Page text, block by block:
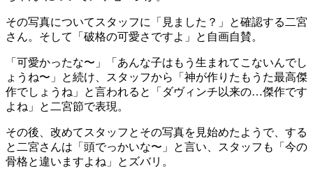
その写真についてスタッフに「見ました？」と確認する二宮
さん。そして「破格の可愛さですよ」と自画自賛。
「可愛かったな〜」「あんな子はもう生まれてこないんでし
ょうね〜」と続け、スタッフから「神が作りたもうた最高傑
作でしょうね」と言われると「ダヴィンチ以来の…傑作です
よね」と二宮節で表現。
その後、改めてスタッフとその写真を見始めたようで、する
と二宮さんは「頭でっかいな〜」と言い、スタッフも「今の
骨格と違いますよね」とズバリ。